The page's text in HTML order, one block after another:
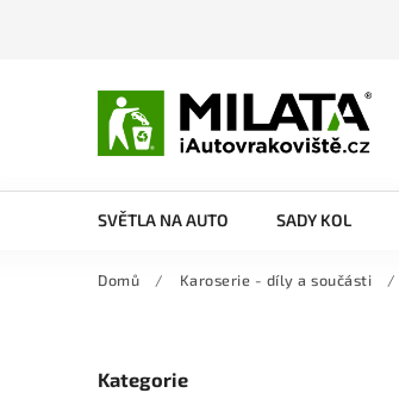
SVĚTLA NA AUTO SADY KOL
Domů / Karoserie - díly a součásti /
Kategorie